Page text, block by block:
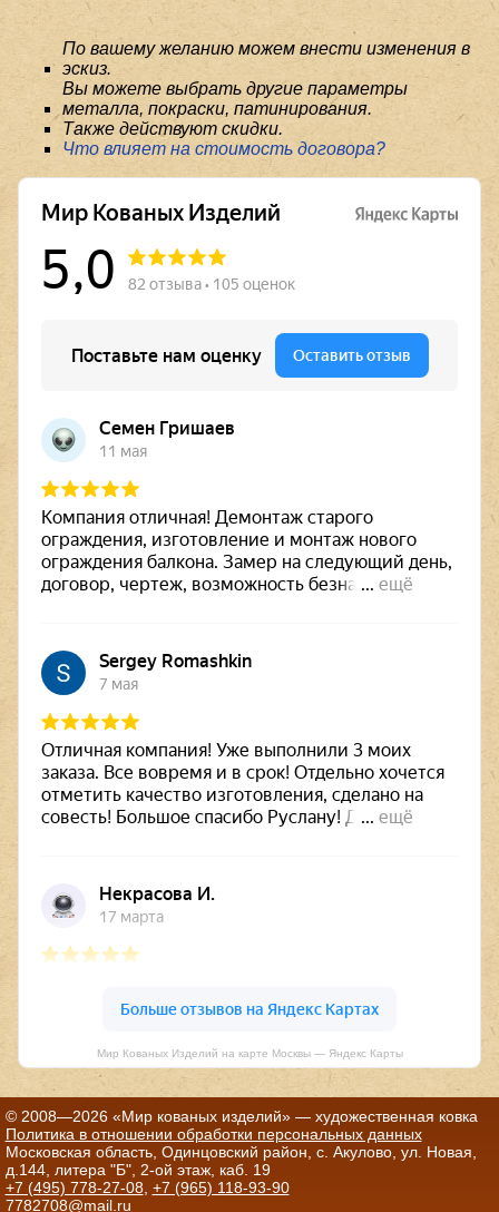
По вашему желанию можем внести изменения в
эскиз.
Вы можете выбрать другие параметры
металла, покраски, патинирования.
Также действуют скидки.
Что влияет на стоимость договора?
Мир Кованых Изделий на карте Москвы — Яндекс Карты
© 2008—2026 «Мир кованых изделий» — художественная ковка
Политика в отношении обработки персональных данных
Московская область, Одинцовский район, с. Акулово, ул. Новая,
д.144, литера "Б", 2-ой этаж, каб. 19
+7 (495) 778-27-08, +7 (965) 118-93-90
7782708@mail.ru